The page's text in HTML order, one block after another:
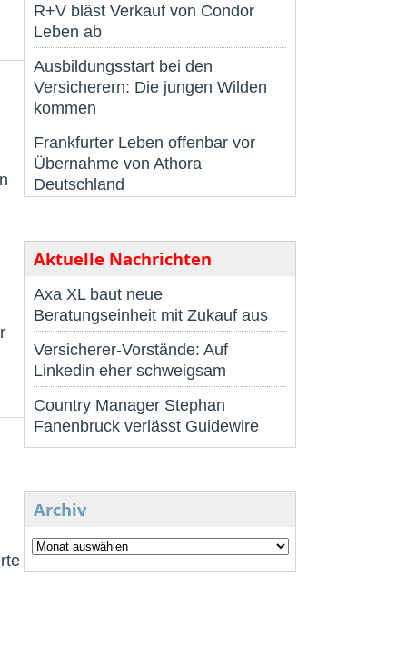
R+V bläst Verkauf von Condor
Leben ab
Ausbildungsstart bei den
Versicherern: Die jungen Wilden
kommen
Frankfurter Leben offenbar vor
Übernahme von Athora
Deutschland
Aktuelle Nachrichten
Axa XL baut neue
Beratungseinheit mit Zukauf aus
Versicherer-Vorstände: Auf
Linkedin eher schweigsam
Country Manager Stephan
Fanenbruck verlässt Guidewire
Archiv